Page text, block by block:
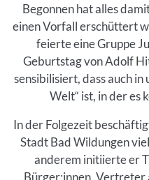
Inhalt
Begonnen hat alles
einen Vorfall erschüttert
feierte eine Gruppe
Geburtstag von Adolf
sensibilisiert, dass auch in
Welt“ ist, in der es
In der Folgezeit
Stadt Bad Wildungen
anderem initiierte er
Bürger:innen, Vertreter